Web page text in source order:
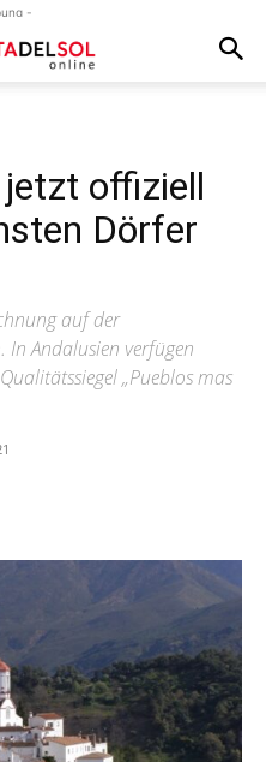
-
offiziell
Dörfer
auf der
In Andalusien verfügen
„Pueblos mas